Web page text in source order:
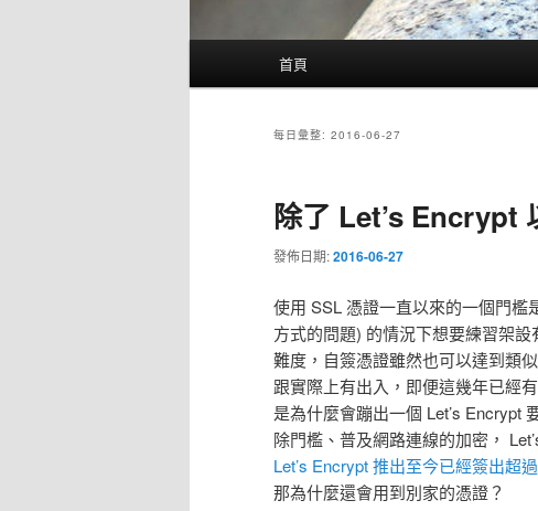
首頁
每日彙整: 2016-06-27
除了 Let’s Encrypt
發佈日期:2016-06-27
使用 SSL 憑證一直以來的一個門
方式的問題) 的情況下想要練習架
難度，自簽憑證雖然也可以達到類
跟實際上有出入，即便這幾年已經
是為什麼會蹦出一個 Let’s Encrypt
除門檻、普及網路連線的加密，
Let’s Encrypt 推出至今已經簽出超
那為什麼還會用到別家的憑證？